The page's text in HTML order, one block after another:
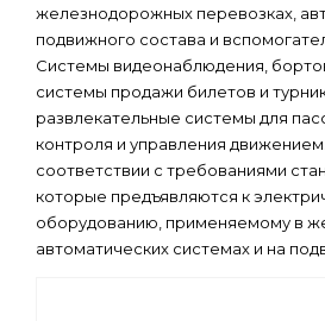
железнодорожных перевозках,
подвижного состава и
Системы видеонаблюдения,
системы продажи билетов и
развлекательные системы для
контроля и управления
соответствии с требованиями
которые предъявляются к
оборудованию, применяемому в
автоматических системах и на